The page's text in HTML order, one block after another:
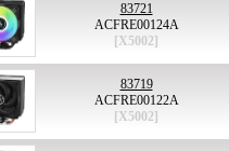
83721
ACFRE00124A
[X5002]
83719
ACFRE00122A
[X5002]